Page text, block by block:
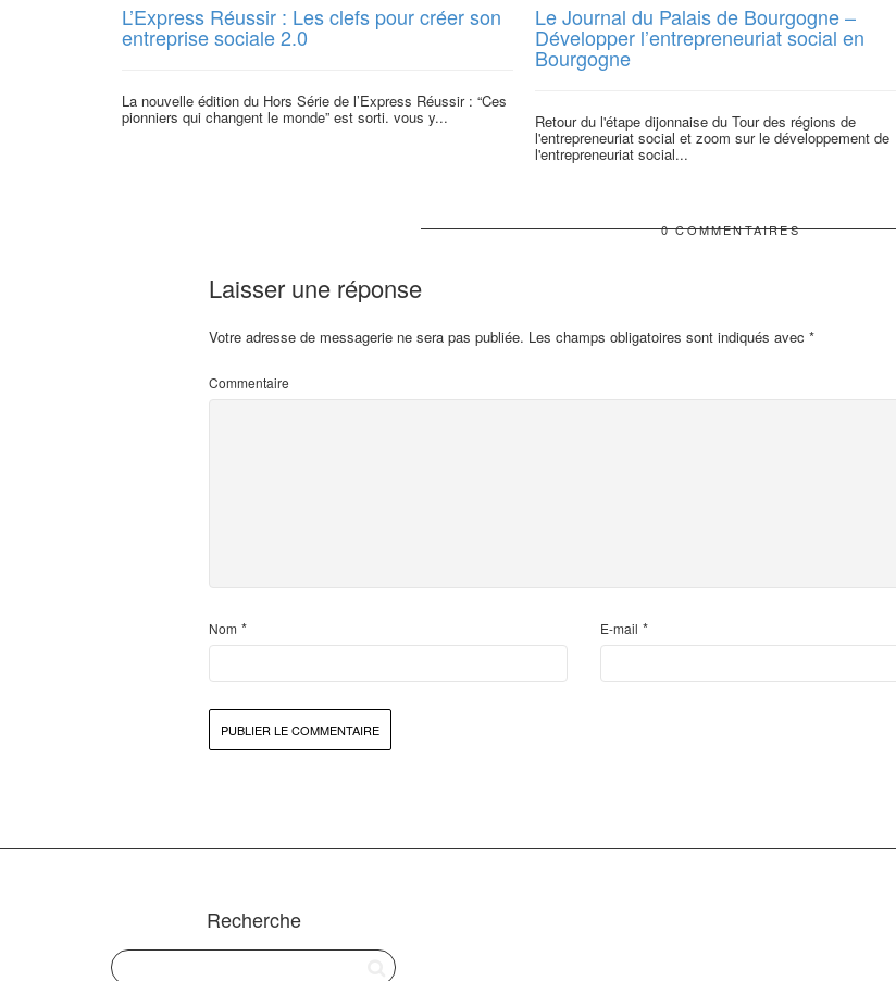
L’Express Réussir : Les clefs pour créer son
entreprise sociale 2.0
La nouvelle édition du Hors Série de l’Express Réussir : “Ces
pionniers qui changent le monde” est sorti. vous y...
Le Journal du Palais de Bourgogne –
Développer l’entrepreneuriat social en
Bourgogne
Retour du l'étape dijonnaise du Tour des régions de
l'entrepreneuriat social et zoom sur le développement de
l'entrepreneuriat social...
0 COMMENTAIRES
Laisser une réponse
Votre adresse de messagerie ne sera pas publiée. Les champs obligatoires sont indiqués avec *
Commentaire
Nom * E-mail *
Recherche